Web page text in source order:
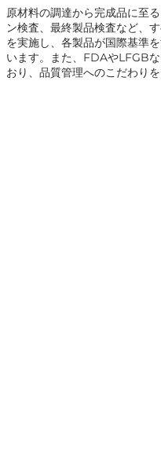
原材料の調達から完成品に至
ン検査、最終製品検査など、
を実施し、各製品が国際基準
います。また、FDAやLFGB
おり、品質管理へのこだわり